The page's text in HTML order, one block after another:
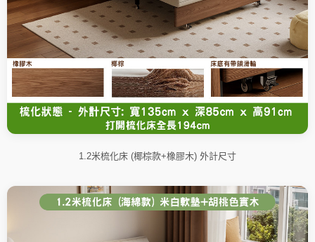
1.2米梳化床 (椰棕款+橡膠木) 外計尺寸